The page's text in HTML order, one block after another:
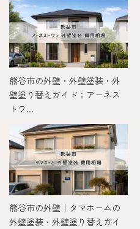
熊谷市の外壁・外壁塗装・外
壁塗り替えガイド：アーネス
トワ...
熊谷市の外壁｜タマホームの
外壁塗装・外壁塗り替えガイ